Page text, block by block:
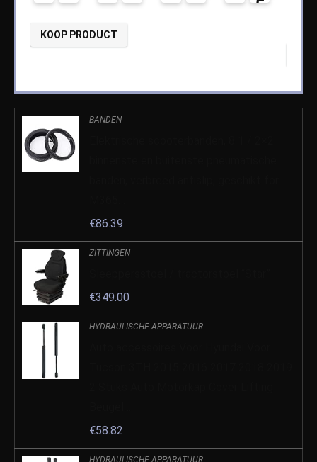
KOOP PRODUCT
BANDEN
€86.39
ZITTINGEN
€349.00
HYDRAULISCHE APPARATUUR
€58.82
HYDRAULISCHE APPARATUUR